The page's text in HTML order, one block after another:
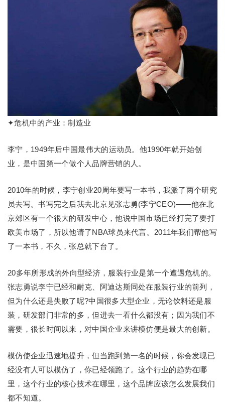
✦危机中的产业：制造业
李宁，1949年后中国最伟大的运动员。他1990年就开始创
业，是中国第一个做个人品牌营销的人。
2010年的时候，李宁创业20周年要写一本书，我派了两个研究
员去写。书写完之后我去北京见张志勇(李宁CEO)——他在北
京郊区有一个很大的研发中心，他说中国市场已经打完了要打
欧美市场了，所以他请了NBA球员来代言。2011年我们帮他写
了一本书，不久，张总就下台了。
20多年所形成的外向型经济，服装行业是第一个遭遇危机的。
张志勇说李宁已经和耐克、阿迪达斯同处在服装行业的前列，
但为什么还是失败了呢?中国很多大型企业，无论饮料还是服
装，研发部门非常的多，但进去一看什么都没有；因为我们不
需要，很长时间以来，对中国企业来讲模仿便是最大的创新。
模仿使企业迅速地提升，但当跑到第一名的时候，你会发现已
经没有人可以模仿了，你已经领跑了。这个行业的趋势在哪
里，这个行业的核心技术在哪里，这个品牌应该怎么发展我们
都不知道。